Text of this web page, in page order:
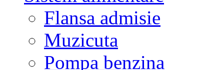
Flansa admisie
Muzicuta
Pompa benzina